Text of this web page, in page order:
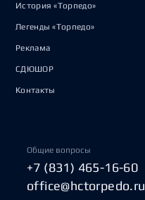
История «Торпедо»
Легенды «Торпедо»
Реклама
СДЮШОР
Контакты
Общие вопросы
+7 (831) 465-16-60
office@hctorpedo.ru